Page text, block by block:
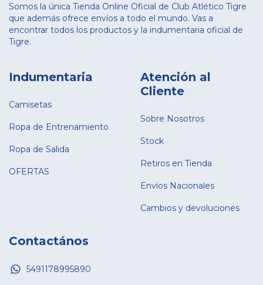
Somos la única Tienda Online Oficial de Club Atlético Tigre
que además ofrece envíos a todo el mundo. Vas a
encontrar todos los productos y la indumentaria oficial de
Tigre.
Indumentaria
Camisetas
Ropa de Entrenamiento
Ropa de Salida
OFERTAS
Atención al
Cliente
Sobre Nosotros
Stock
Retiros en Tienda
Envíos Nacionales
Cambios y devoluciones
Contactános
5491178995890